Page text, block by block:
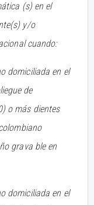
(s) en el
y/o
cuando:
domiciliada en el
de
o más dientes
grava ble en
domiciliada en el